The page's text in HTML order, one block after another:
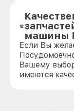
машины
Если Вы
Вашему
имеются